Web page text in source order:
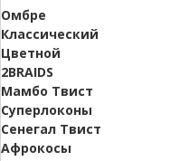
Омбре
Классический
Цветной
2BRAIDS
Мамбо Твист
Суперлоконы
Сенегал Твист
Афрокосы